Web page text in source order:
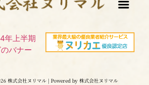
株式会社ヌリマル | Powered by 株式会社ヌリマル